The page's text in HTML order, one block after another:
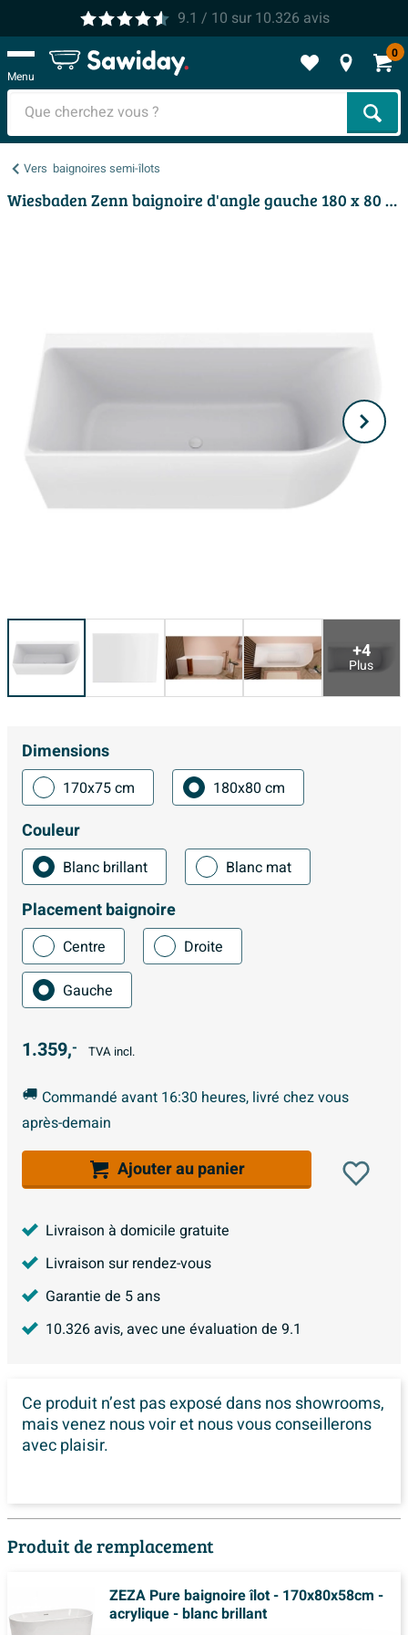
9.1 / 10 sur 10.326 avis
Menu
0
Vers baignoires semi-îlots
Wiesbaden Zenn baignoire d'angle gauche 180 x 80 cm acrylique brillant blanc avec vidage brillant blanc
+4
Plus
Dimensions
170x75 cm 180x80 cm
Couleur
Blanc brillant Blanc mat
Placement baignoire
Centre
Droite
Gauche
1.359,- TVA incl.
Commandé avant 16:30 heures, livré chez vous
après-demain
Ajouter au panier
Livraison à domicile gratuite
Livraison sur rendez-vous
Garantie de 5 ans
10.326avis, avec une évaluation de 9.1
Ce produit n’est pas exposé dansnos showrooms,
mais venez nous voir et nous vous conseillerons
avec plaisir.
Produit de remplacement
ZEZA Pure baignoire îlot - 170x80x58cm -
acrylique - blanc brillant